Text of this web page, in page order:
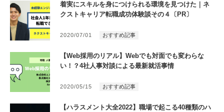
着実にスキルを身につけられる環境を見つけた｜ネ
クストキャリア転職成功体験談その４〔PR〕
2020/07/01 おすすめ記事
【Web採用のリアル】Webでも対面でも変わらな
い！？4社人事対談による最新就活事情
2020/05/15 おすすめ記事
【ハラスメント大全2022】職場で起こる40種類のハ